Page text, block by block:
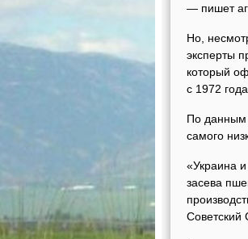
— пишет
Но,
эксперты
который
с 1972 года.
По данным
самого
«Украина
засева
Советский